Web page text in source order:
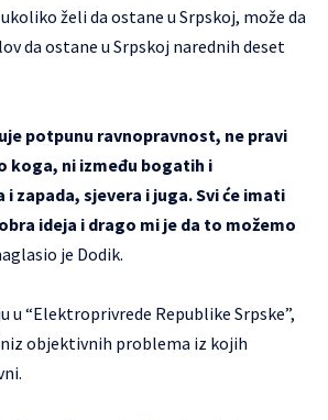
želi da ostane u Srpskoj, može da
da ostane u Srpskoj narednih deset
potpunu ravnopravnost, ne pravi
koga, ni između bogatih i
zapada, sjevera i juga. Svi će imati
ideja i drago mi je da to možemo
je Dodik.
u “Elektroprivrede Republike Srpske”,
objektivnih problema iz kojih